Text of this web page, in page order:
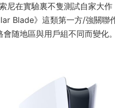
尼在實驗裏不隻測試自家大
Blade》這類第一方/強關聯
随地區與用戶組不同而變化。